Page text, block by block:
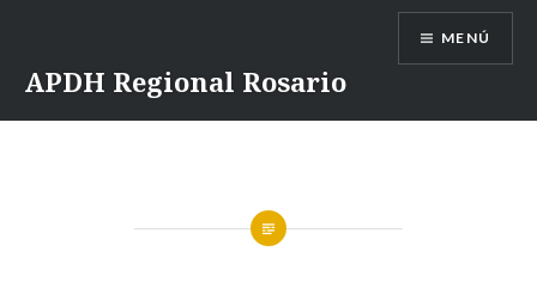
APDH Regional Rosario
MENÚ